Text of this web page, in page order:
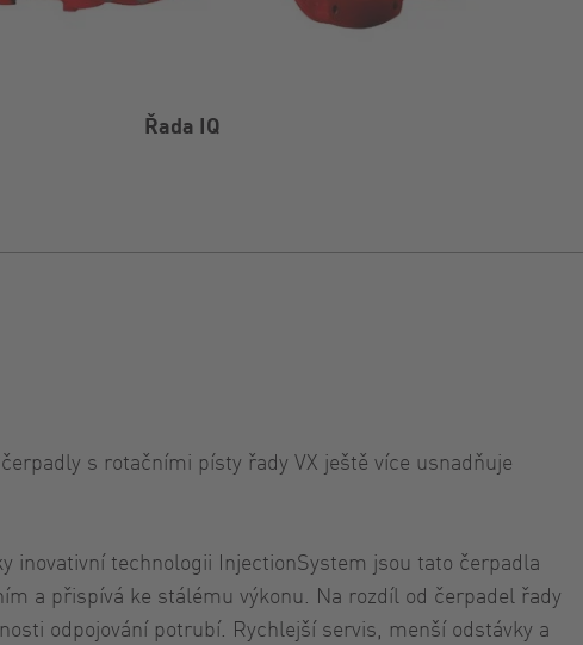
Řada IQ
s rotačními písty řady VX ještě více usnadňuje
inovativní technologii InjectionSystem jsou tato čerpadla
a přispívá ke stálému výkonu. Na rozdíl od čerpadel řady
odpojování potrubí. Rychlejší servis, menší odstávky a